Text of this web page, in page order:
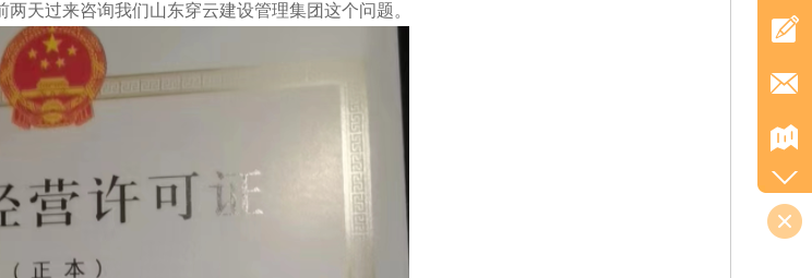
过来咨询我们山东穿云建设管理集团这个问题。